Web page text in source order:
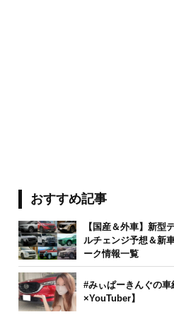
おすすめ記事
【国産＆外車】新型
ルチェンジ予想＆新
ーク情報一覧
#みぃぱーきんぐの
×YouTuber】